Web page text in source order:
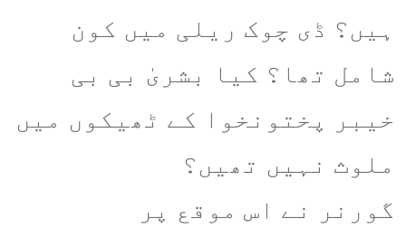
ہیں؟ ڈی چوک ریلی میں کون
شامل تھا؟ کیا بشریٰ بی بی
خیبر پختونخوا کے ٹھیکوں میں
ملوث نہیں تھیں؟
گورنر نے اس موقع پر